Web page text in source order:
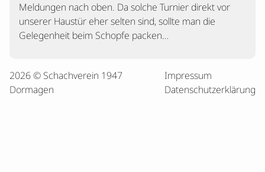
Meldungen nach oben. Da solche Turnier direkt vor
unserer Haustür eher selten sind, sollte man die
Gelegenheit beim Schopfe packen…
2026 © Schachverein 1947
Dormagen
Impressum
Datenschutzerklärung